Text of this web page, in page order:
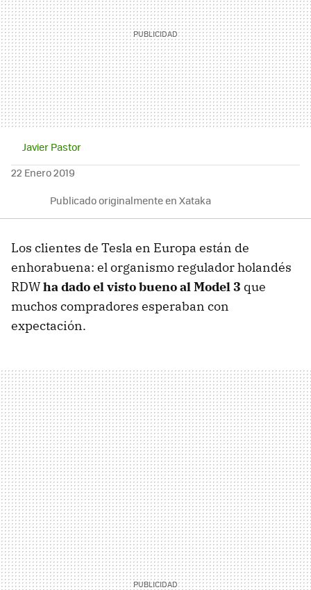
Javier Pastor
22 Enero 2019
Publicado originalmente en Xataka
Los clientes de Tesla en Europa están de
enhorabuena: el organismo regulador holandés
RDWha dado el visto bueno al Model 3 que
muchos compradores esperaban con
expectación.